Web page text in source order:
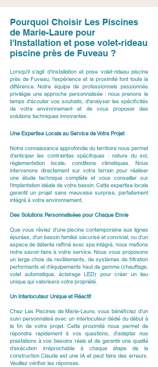
Pourquoi Choisir Les Piscines
de Marie-Laure pour
l'Installation et pose volet-rideau
piscine près de Fuveau ?
Lorsqu'il s'agit d'Installation et pose volet-rideau piscine
près de Fuveau, l'expérience et la proximité font toute la
différence. Notre équipe de professionnels passionnés
privilégie une approche personnalisée : nous prenons le
temps d'écouter vos souhaits, d'analyser les spécificités
de votre environnement et de vous proposer des
solutions techniques innovantes.
Une Expertise Locale au Service de Votre Projet
Notre connaissance approfondie du territoire nous permet
d'anticiper les contraintes spécifiques : nature du sol,
réglementation locale, conditions climatiques. Nous
intervenons directement sur votre terrain pour réaliser
une étude technique complète et vous conseiller sur
l'implantation idéale de votre bassin. Cette expertise locale
garantit un projet sans mauvaise surprise, parfaitement
intégré à votre environnement.
Des Solutions Personnalisées pour Chaque Envie
Que vous rêviez d'une piscine contemporaine aux lignes
épurées, d'un bassin familial sécurisé et convivial, ou d'un
espace de détente raffiné avec spa intégré, nous mettons
notre savoir-faire à votre service. Nous vous proposons
un large choix de revêtements, de systèmes de filtration
performants et d'équipements haut de gamme (chauffage,
volet automatique, éclairage LED) pour créer un lieu
unique qui valorisera votre propriété.
Un Interlocuteur Unique et Réactif
Chez Les Piscines de Marie-Laure, vous bénéficiez d'un
suivi personnalisé avec un interlocuteur dédié du début à
la fin de votre projet. Cette proximité nous permet de
répondre rapidement à vos questions, d'adapter nos
prestations à vos besoins réels et de garantir une qualité
d'exécution irréprochable à chaque étape de la
construction.Claude est une IA et peut faire des erreurs.
Veuillez vérifier les réponses.